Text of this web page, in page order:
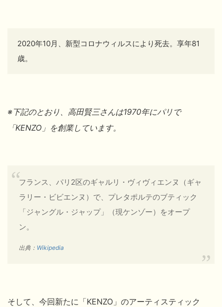
2020年10月、新型コロナウィルスにより死去。享年81
歳。
※下記のとおり、高田賢三さんは1970年にパリで
「KENZO」を創業しています。
フランス、パリ2区のギャルリ・ヴィヴィエンヌ（ギャ
ラリー・ビビエンヌ）で、プレタポルテのブティック
「ジャングル・ジャップ」（現ケンゾー）をオープ
ン。
出典： Wikipedia
そして、今回新たに「KENZO」のアーティスティック